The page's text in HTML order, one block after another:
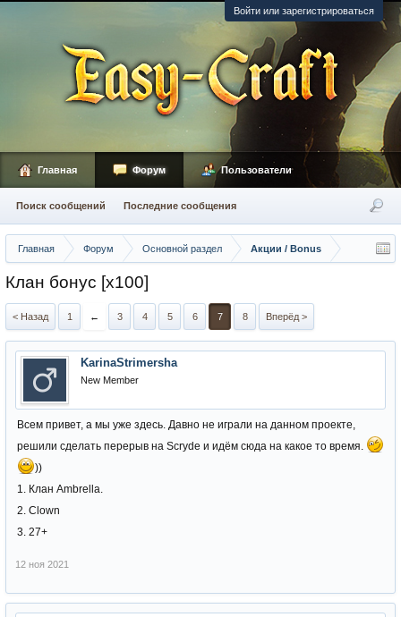
Войти или зарегистрироваться
Главная Форум Основной раздел Акции / Bonus
Клан бонус [x100]
< Назад 1 ← 3 4 5 6 7 8 Вперёд >
KarinaStrimersha
New Member
Всем привет, а мы уже здесь. Давно не играли на данном проекте,
решили сделать перерыв на Scryde и идём сюда на какое то время.
))
1. Клан Ambrella.
2. Clown
3. 27+
12 ноя 2021
Главная Форум
Поиск сообщений Последние сообщения
Пользователи